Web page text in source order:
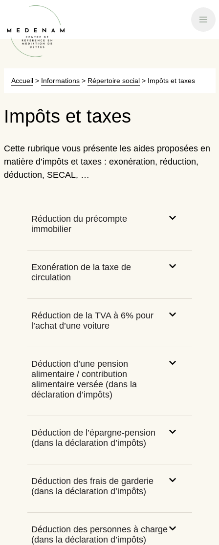
Accueil> Informations> Répertoire social> Impôts et taxes
Impôts et taxes
Cette rubrique vous présente les aides proposées en
matière d’impôts et taxes : exonération, réduction,
déduction, SECAL, …
Réduction du précompte
immobilier
Exonération de la taxe de
circulation
Réduction de la TVA à 6% pour
l’achat d’une voiture
Déduction d’une pension
alimentaire / contribution
alimentaire versée (dans la
déclaration d’impôts)
Déduction de l’épargne-pension
(dans la déclaration d’impôts)
Déduction des frais de garderie
(dans la déclaration d’impôts)
Déduction des personnes à charge
(dans la déclaration d’impôts)